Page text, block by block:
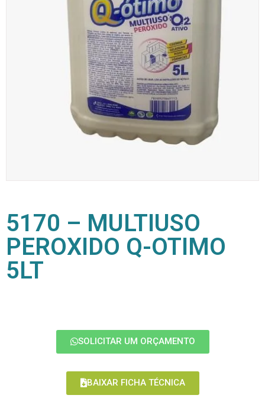
5170 – MULTIUSO
PEROXIDO Q-OTIMO
5LT
SOLICITAR UM ORÇAMENTO
BAIXAR FICHA TÉCNICA